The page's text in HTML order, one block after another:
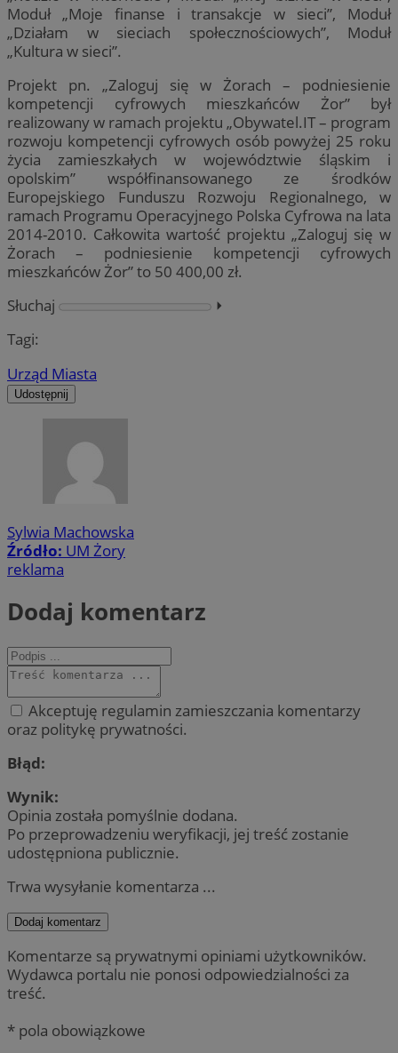
Moduł „Moje finanse i transakcje w sieci”, Moduł
„Działam w sieciach społecznościowych”, Moduł
„Kultura w sieci”.
Projekt pn. „Zaloguj się w Żorach – podniesienie
kompetencji cyfrowych mieszkańców Żor” był
realizowany w ramach projektu „Obywatel.IT – program
rozwoju kompetencji cyfrowych osób powyżej 25 roku
życia zamieszkałych w województwie śląskim i
opolskim” współfinansowanego ze środków
Europejskiego Funduszu Rozwoju Regionalnego, w
ramach Programu Operacyjnego Polska Cyfrowa na lata
2014-2010. Całkowita wartość projektu „Zaloguj się w
Żorach – podniesienie kompetencji cyfrowych
mieszkańców Żor” to 50 400,00 zł.
Słuchaj
⏵︎
Tagi:
Urząd Miasta
Udostępnij
Sylwia Machowska
Źródło: UM Żory
reklama
Dodaj komentarz
Akceptuję regulamin zamieszczania komentarzy
oraz politykę prywatności.
Błąd:
Wynik:
Opinia została pomyślnie dodana.
Po przeprowadzeniu weryfikacji, jej treść zostanie
udostępniona publicznie.
Trwa wysyłanie komentarza ...
Dodaj komentarz
Komentarze są prywatnymi opiniami użytkowników.
Wydawca portalu nie ponosi odpowiedzialności za
treść.
* pola obowiązkowe